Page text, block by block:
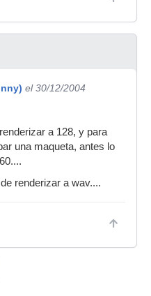
el 30/12/2004
a 128, y para
una maqueta, antes lo
renderizar a wav....